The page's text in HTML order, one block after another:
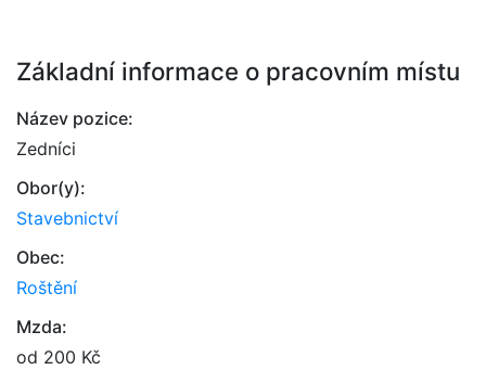
Základní informace o pracovním místu
Název pozice:
Zedníci
Obor(y):
Stavebnictví
Obec:
Roštění
Mzda:
od 200 Kč